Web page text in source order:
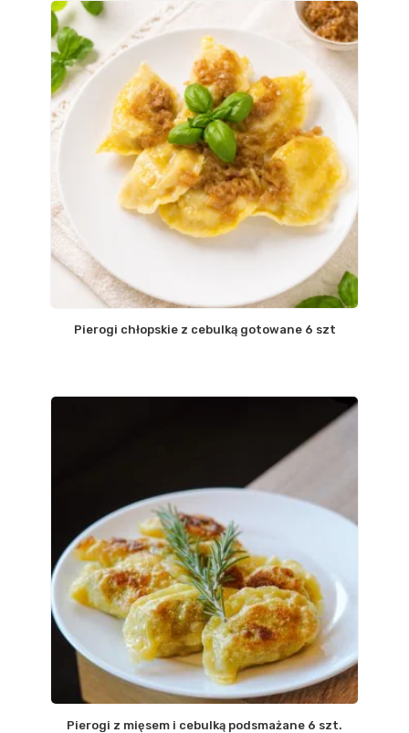
Pierogi chłopskie z cebulką gotowane 6 szt
Pierogi z mięsem i cebulką podsmażane 6 szt.